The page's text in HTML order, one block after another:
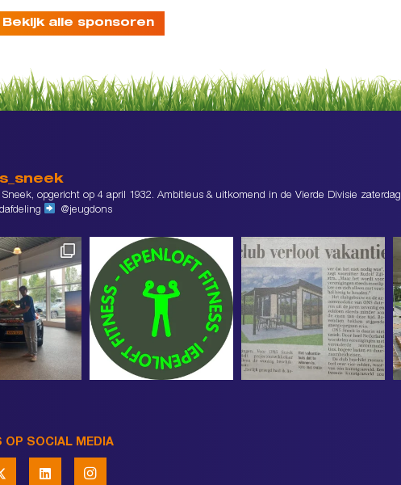
Bekijk alle sponsoren
Sneek, opgericht op 4 april 1932. Ambitieus & uitkomend in de Vierde Divisie zaterdag
@jeugdons
OP SOCIAL MEDIA